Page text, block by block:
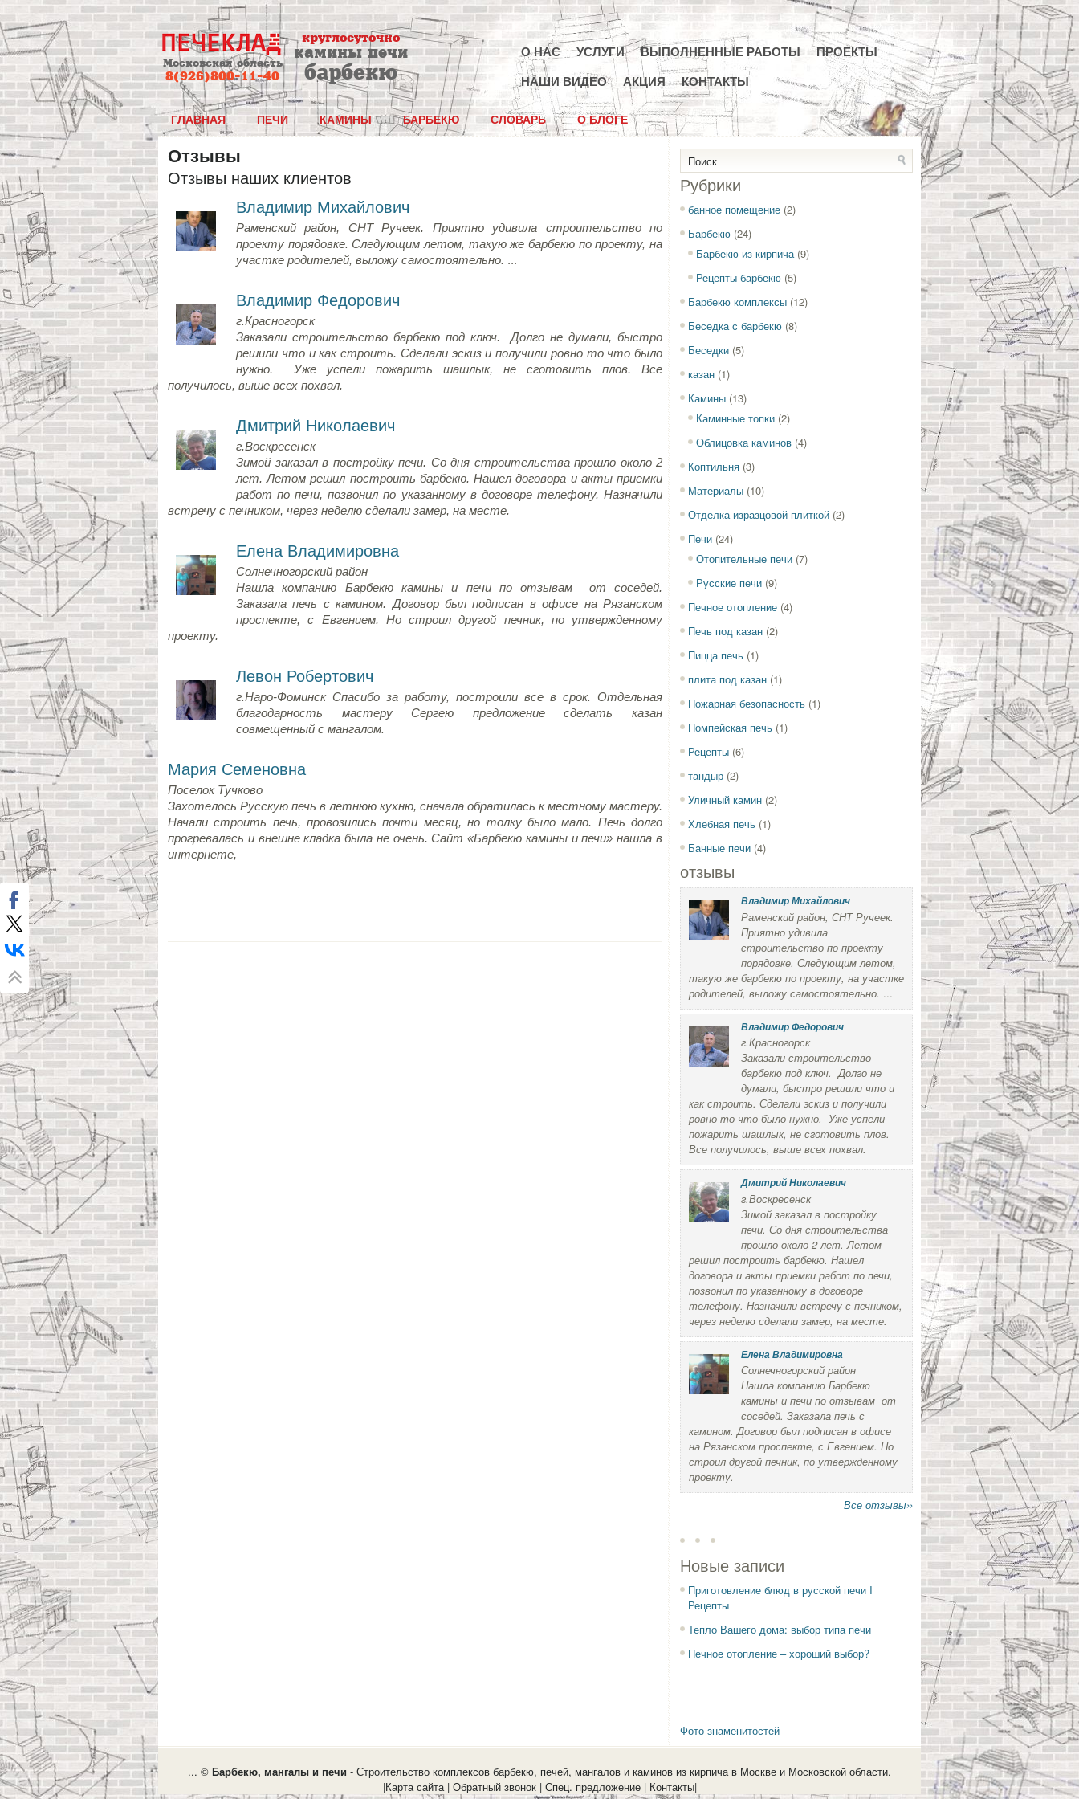
Московская область
8(926)800-11-40
круглосуточно
камины печи
барбекю
О НАС УСЛУГИ ВЫПОЛНЕННЫЕ РАБОТЫ ПРОЕКТЫ
НАШИ ВИДЕО АКЦИЯ КОНТАКТЫ
ГЛАВНАЯ ПЕЧИ КАМИНЫ БАРБЕКЮ СЛОВАРЬ О БЛОГЕ
Отзывы
Отзывы наших клиентов
Владимир Михайлович
Раменский район, СНТ Ручеек.
Приятно удивила строительство по
проекту порядовке. Следующим летом, такую же барбекю по проекту, на
участке родителей, выложу самостоятельно. ...
Владимир Федорович
г.Красногорск
Заказали строительство барбекю под ключ. Долго не думали, быстро
решили что и как строить. Сделали эскиз и получили ровно то что было
нужно. Уже успели пожарить шашлык, не сготовить плов. Все
получилось, выше всех похвал.
Дмитрий Николаевич
г.Воскресенск
Зимой заказал в постройку печи. Со дня строительства прошло около 2
лет. Летом решил построить барбекю. Нашел договора и акты приемки
работ по печи, позвонил по указанному в договоре телефону. Назначили
встречу с печником, через неделю сделали замер, на месте.
Елена Владимировна
Солнечногорский район
Нашла компанию Барбекю камины и печи по отзывам от соседей.
Заказала печь с камином. Договор был подписан в офисе на Рязанском
проспекте, с Евгением. Но строил другой печник, по утвержденному
проекту.
Левон Робертович
г.Наро-Фоминск Спасибо за работу, построили все в срок. Отдельная
благодарность мастеру Сергею предложение сделать казан
совмещенный с мангалом.
Мария Семеновна
Поселок Тучково
Захотелось Русскую печь в летнюю кухню, сначала обратилась к местному мастеру.
Начали строить печь, провозились почти месяц, но толку было мало. Печь долго
прогревалась и внешне кладка была не очень. Сайт «Барбекю камины и печи» нашла в
интернете,
Рубрики
банное помещение (2)
Барбекю (24)
Барбекю из кирпича(9)
Рецепты барбекю (5)
Барбекю комплексы (12)
Беседка с барбекю (8)
Беседки (5)
казан (1)
Камины (13)
Каминные топки (2)
Облицовка каминов (4)
Коптильня (3)
Материалы (10)
Отделка изразцовой плиткой (2)
Печи (24)
Отопительные печи (7)
Русские печи (9)
Печное отопление (4)
Печь под казан (2)
Пицца печь (1)
плита под казан (1)
Пожарная безопасность (1)
Помпейская печь (1)
Рецепты (6)
тандыр (2)
Уличный камин (2)
Хлебная печь (1)
Банные печи (4)
отзывы
Владимир Михайлович
Раменский район, СНТ Ручеек.
Приятно удивила
строительство по проекту
порядовке. Следующим летом,
такую же барбекю по проекту, на участке
родителей, выложу самостоятельно. ...
Владимир Федорович
г.Красногорск
Заказали строительство
барбекю под ключ. Долго не
думали, быстро решили что и
как строить. Сделали эскиз и получили
ровно то что было нужно. Уже успели
пожарить шашлык, не сготовить плов.
Все получилось, выше всех похвал.
Дмитрий Николаевич
г.Воскресенск
Зимой заказал в постройку
печи. Со дня строительства
прошло около 2 лет. Летом
решил построить барбекю. Нашел
договора и акты приемки работ по печи,
позвонил по указанному в договоре
телефону. Назначили встречу с печником,
через неделю сделали замер, на месте.
Елена Владимировна
Солнечногорский район
Нашла компанию Барбекю
камины и печи по отзывам от
соседей. Заказала печь с
камином. Договор был подписан в офисе
на Рязанском проспекте, с Евгением. Но
строил другой печник, по утвержденному
проекту.
Все отзывы››
Новые записи
Приготовление блюд в русской печи I
Рецепты
Тепло Вашего дома: выбор типа печи
Печное отопление – хороший выбор?
Фото знаменитостей
... © Барбекю, мангалы и печи - Строительство комплексов барбекю, печей, мангалов и каминов из кирпича в Москве и Московской области.
|Карта сайта| Обратный звонок| Спец. предложение| Контакты|